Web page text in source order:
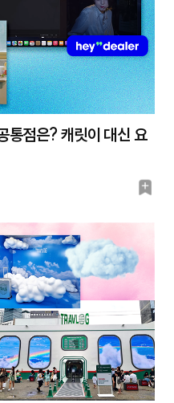
통점은? 캐릿이 대신 요
북